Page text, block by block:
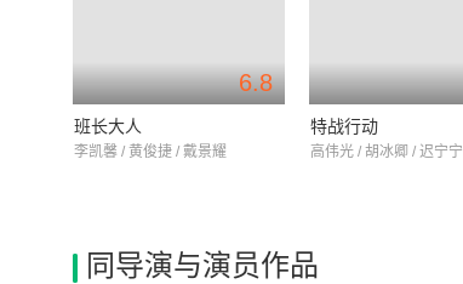
6.8
班长大人
李凯馨 / 黄俊捷 / 戴景耀
特战行动
高伟光 / 胡冰卿 / 迟宁宁
同导演与演员作品